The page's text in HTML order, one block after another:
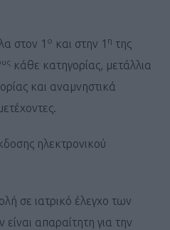
στον 1 ο και στην 1 η της
κάθε κατηγορίας, μετάλλια
και αναμνηστικά
ηλεκτρονικού
σε ιατρικό έλεγχο των
απαραίτητη για την